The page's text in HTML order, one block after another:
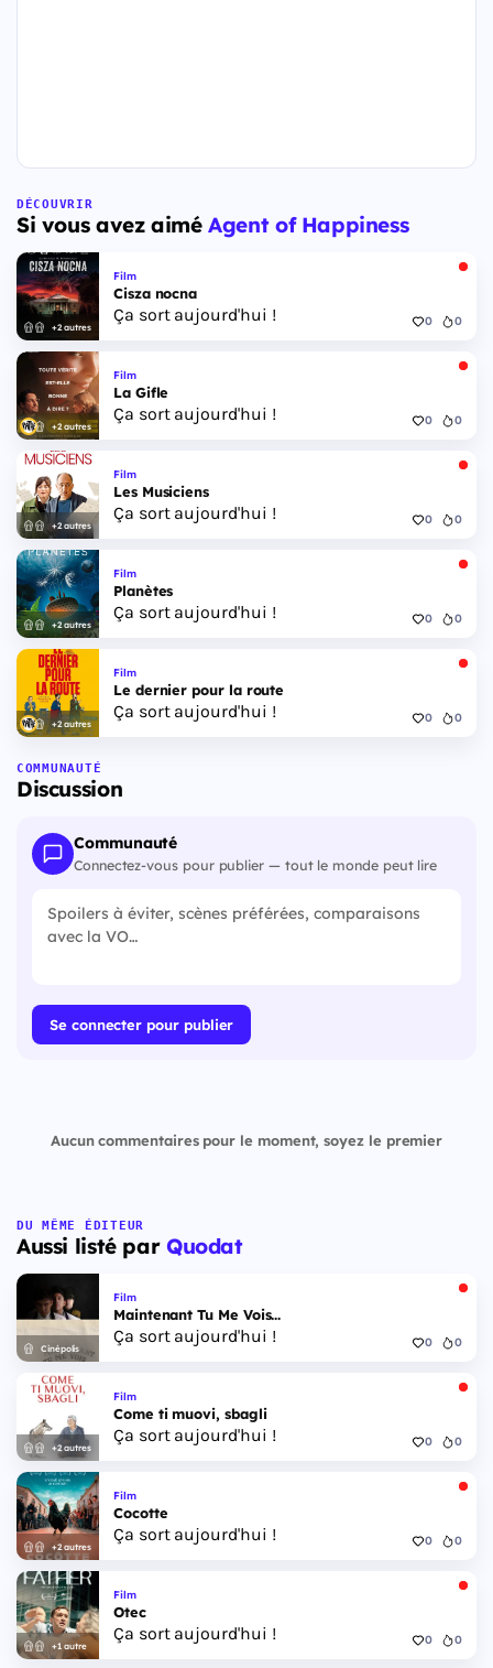
DÉCOUVRIR
Si vous avez aiméAgent of Happiness
+2 autres
Film
Cisza nocna
Ça sort aujourd'hui ! 0 0
+2 autres
Film
La Gifle
Ça sort aujourd'hui ! 0 0
+2 autres
Film
Les Musiciens
Ça sort aujourd'hui ! 0 0
+2 autres
Film
Planètes
Ça sort aujourd'hui ! 0 0
+2 autres
Film
Le dernier pour la route
Ça sort aujourd'hui ! 0 0
COMMUNAUTÉ
Discussion
Communauté
Connectez-vous pour publier — tout le monde peut lire
Se connecter pour publier
Aucun commentaires pour le moment, soyez le premier
DU MÊME ÉDITEUR
Aussi listé par Quodat
Cinépolis
Film
Maintenant Tu Me Vois...
Ça sort aujourd'hui ! 0 0
+2 autres
Film
Come ti muovi, sbagli
Ça sort aujourd'hui ! 0 0
+2 autres
Film
Cocotte
Ça sort aujourd'hui ! 0 0
+1 autre
Film
Otec
Ça sort aujourd'hui ! 0 0